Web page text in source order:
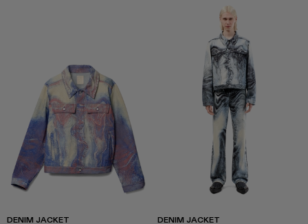
DENIM JACKET
DENIM JACKET